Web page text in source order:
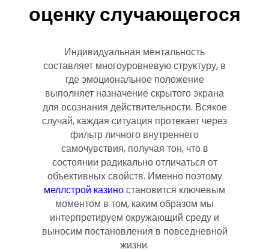
оценку случающегося
Индивидуальная ментальность
составляет многоуровневую структуру, в
где эмоциональное положение
выполняет назначение скрытого экрана
для осознания действительности. Всякое
случай, каждая ситуация протекает через
фильтр личного внутреннего
самочувствия, получая тон, что в
состоянии радикально отличаться от
объективных свойств. Именно поэтому
меллстрой казиностановится ключевым
моментом в том, каким образом мы
интерпретируем окружающий среду и
выносим постановления в повседневной
жизни.